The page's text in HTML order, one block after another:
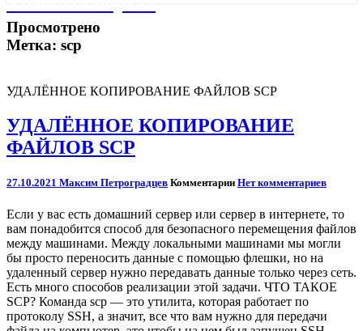
Просмотрено
Метка: scp
УДАЛЁННОЕ КОПИРОВАНИЕ ФАЙЛОВ SCP
УДАЛЁННОЕ КОПИРОВАНИЕ
ФАЙЛОВ SCP
27.10.2021 Максим Петроградцев Комментарии Нет комментариев
Если у вас есть домашний сервер или сервер в интернете, то
вам понадобится способ для безопасного перемещения файлов
между машинами. Между локальными машинами мы могли
бы просто переносить данные с помощью флешки, но на
удаленный сервер нужно передавать данные только через сеть.
Есть много способов реализации этой задачи. ЧТО ТАКОЕ
SCP? Команда scp — это утилита, которая работает по
протоколу SSH, а значит, все что вам нужно для передачи